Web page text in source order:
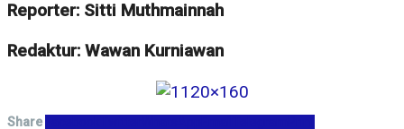
Reporter: Sitti Muthmainnah
Redaktur: Wawan Kurniawan
Share